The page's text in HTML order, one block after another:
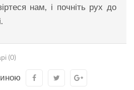
нам, і почніть рух до
(0)